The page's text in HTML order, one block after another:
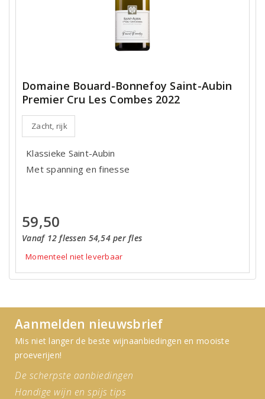
Domaine Bouard-Bonnefoy Saint-Aubin
Premier Cru Les Combes 2022
Zacht, rijk
Klassieke Saint-Aubin
Met spanning en finesse
59,50
Vanaf 12 flessen 54,54 per fles
Momenteel niet leverbaar
Aanmelden nieuwsbrief
Mis niet langer de beste wijnaanbiedingen en mooiste
proeverijen!
De scherpste aanbiedingen
Handige wijn en spijs tips